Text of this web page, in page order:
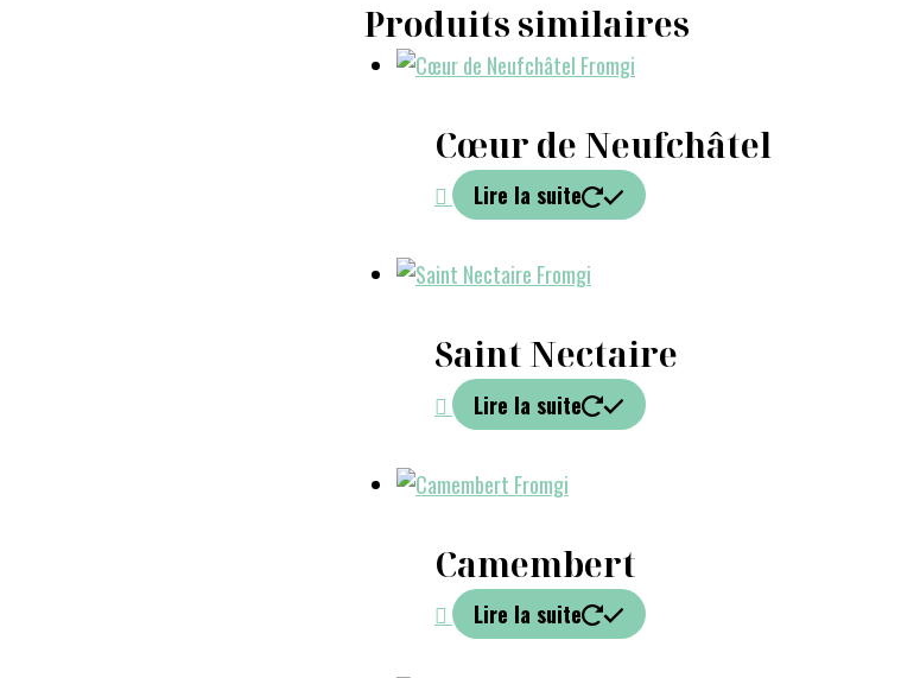
Produits similaires
Cœur de Neufchâtel
Lire la suite
Saint Nectaire
Lire la suite
Camembert
Lire la suite